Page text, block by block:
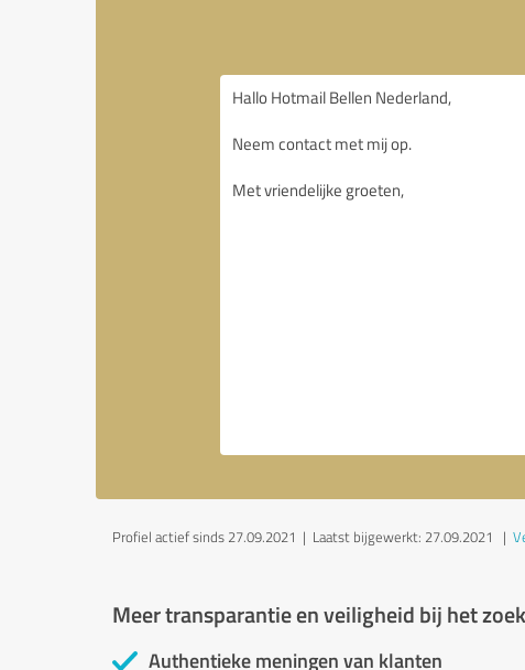
Profiel actief sinds 27.09.2021 | Laatst bijgewerkt: 27.09.2021 |
Meer transparantie en veiligheid bij het
Authentieke meningen van klanten